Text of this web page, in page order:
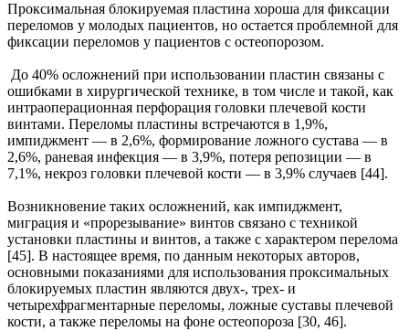
Проксимальная блокируемая пластина хороша для фиксации
переломов у молодых пациентов, но остается проблемной для
фиксации переломов у пациентов с остеопорозом.
До 40% осложнений при использовании пластин связаны с
ошибками в хирургической технике, в том числе и такой, как
интраоперационная перфорация головки плечевой кости
винтами. Переломы пластины встречаются в 1,9%,
импиджмент — в 2,6%, формирование ложного сустава — в
2,6%, раневая инфекция — в 3,9%, потеря репозиции — в
7,1%, некроз головки плечевой кости — в 3,9% случаев [44].
Возникновение таких осложнений, как импиджмент,
миграция и «прорезывание» винтов связано с техникой
установки пластины и винтов, а также с характером перелома
[45]. В настоящее время, по данным некоторых авторов,
основными показаниями для использования проксимальных
блокируемых пластин являются двух-, трех- и
четырехфрагментарные переломы, ложные суставы плечевой
кости, а также переломы на фоне остеопороза [30, 46].